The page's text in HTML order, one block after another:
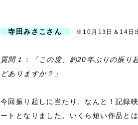
寺田みさこさん ※10月13日＆14日
質問１：「この度、約20年ぶりの振り
どありますか？」
今回振り起しに当たり、なんと！記録
ートとなりました。いくら短い作品と